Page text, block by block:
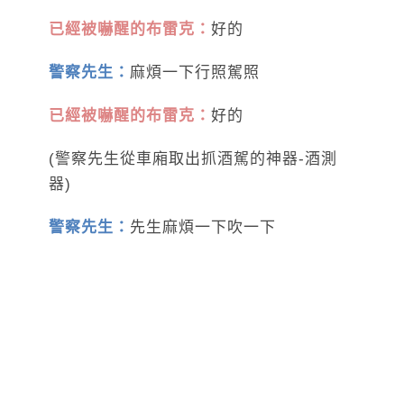
已經被嚇醒的布雷克： 好的
警察先生： 麻煩一下行照駕照
已經被嚇醒的布雷克： 好的
(警察先生從車廂取出抓酒駕的神器-酒測
器)
警察先生： 先生麻煩一下吹一下